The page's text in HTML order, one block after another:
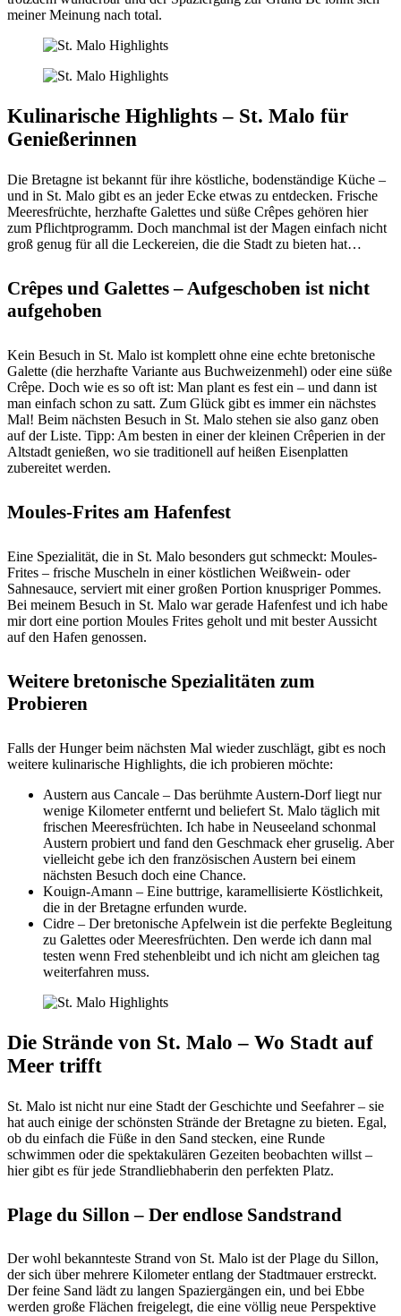
meiner Meinung nach total.
Kulinarische Highlights – St. Malo für
Genießerinnen
Die Bretagne ist bekannt für ihre köstliche, bodenständige Küche –
und in St. Malo gibt es an jeder Ecke etwas zu entdecken. Frische
Meeresfrüchte, herzhafte Galettes und süße Crêpes gehören hier
zum Pflichtprogramm. Doch manchmal ist der Magen einfach nicht
groß genug für all die Leckereien, die die Stadt zu bieten hat…
Crêpes und Galettes – Aufgeschoben ist nicht
aufgehoben
Kein Besuch in St. Malo ist komplett ohne eine echte bretonische
Galette (die herzhafte Variante aus Buchweizenmehl) oder eine süße
Crêpe. Doch wie es so oft ist: Man plant es fest ein – und dann ist
man einfach schon zu satt. Zum Glück gibt es immer ein nächstes
Mal! Beim nächsten Besuch in St. Malo stehen sie also ganz oben
auf der Liste. Tipp: Am besten in einer der kleinen Crêperien in der
Altstadt genießen, wo sie traditionell auf heißen Eisenplatten
zubereitet werden.
Moules-Frites am Hafenfest
Eine Spezialität, die in St. Malo besonders gut schmeckt: Moules-
Frites – frische Muscheln in einer köstlichen Weißwein- oder
Sahnesauce, serviert mit einer großen Portion knuspriger Pommes.
Bei meinem Besuch in St. Malo war gerade Hafenfest und ich habe
mir dort eine portion Moules Frites geholt und mit bester Aussicht
auf den Hafen genossen.
Weitere bretonische Spezialitäten zum
Probieren
Falls der Hunger beim nächsten Mal wieder zuschlägt, gibt es noch
weitere kulinarische Highlights, die ich probieren möchte:
Austern aus Cancale – Das berühmte Austern-Dorf liegt nur
wenige Kilometer entfernt und beliefert St. Malo täglich mit
frischen Meeresfrüchten. Ich habe in Neuseeland schonmal
Austern probiert und fand den Geschmack eher gruselig. Aber
vielleicht gebe ich den französischen Austern bei einem
nächsten Besuch doch eine Chance.
Kouign-Amann – Eine buttrige, karamellisierte Köstlichkeit,
die in der Bretagne erfunden wurde.
Cidre – Der bretonische Apfelwein ist die perfekte Begleitung
zu Galettes oder Meeresfrüchten. Den werde ich dann mal
testen wenn Fred stehenbleibt und ich nicht am gleichen tag
weiterfahren muss.
Die Strände von St. Malo – Wo Stadt auf
Meer trifft
St. Malo ist nicht nur eine Stadt der Geschichte und Seefahrer – sie
hat auch einige der schönsten Strände der Bretagne zu bieten. Egal,
ob du einfach die Füße in den Sand stecken, eine Runde
schwimmen oder die spektakulären Gezeiten beobachten willst –
hier gibt es für jede Strandliebhaberin den perfekten Platz.
Plage du Sillon – Der endlose Sandstrand
Der wohl bekannteste Strand von St. Malo ist der Plage du Sillon,
der sich über mehrere Kilometer entlang der Stadtmauer erstreckt.
Der feine Sand lädt zu langen Spaziergängen ein, und bei Ebbe
werden große Flächen freigelegt, die eine völlig neue Perspektive